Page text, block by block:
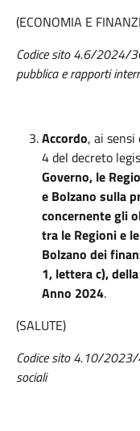
(ECONOMIA E
Codice sito 4.6/2024/
pubblica e rapporti
Accordo, ai
4 del decreto
Governo, le
e Bolzano sulla
concernente gli
tra le Regioni e
Bolzano dei
1, lettera c),
Anno 2024.
(SALUTE)
Codice sito 4.10/
sociali